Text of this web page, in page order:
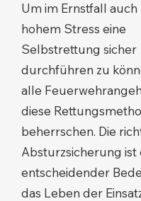
Um im Ernstfall
hohem Stress eine
Selbstrettung sicher
durchführen zu
alle
diese
beherrschen. Die
Absturzsicherung ist
entscheidender
das Leben der